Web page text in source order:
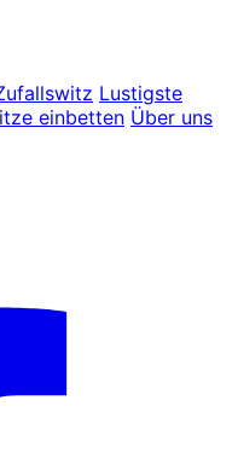
Lustigste
einbetten Über uns